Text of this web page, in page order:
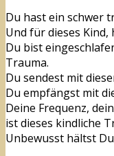
Du hast ein schwer
Und für dieses Kind,
Du bist
Trauma.
Du sendest mit
Du empfängst mit
Deine Frequenz,
ist dieses kindliche
Unbewusst hältst